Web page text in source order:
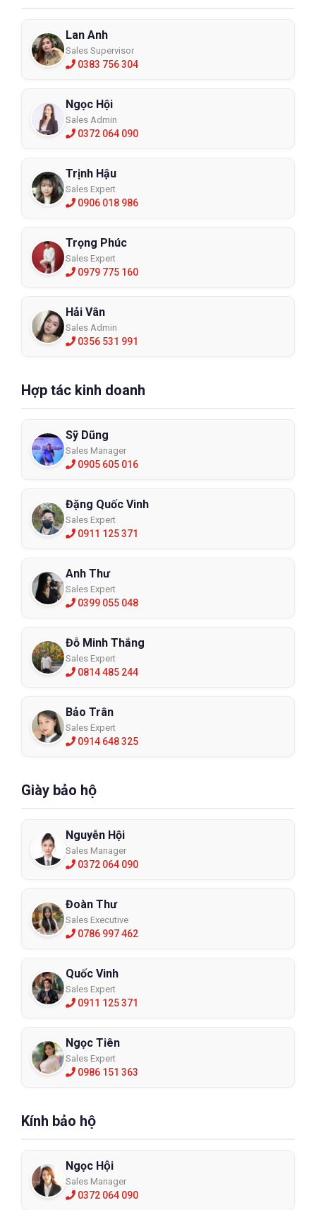
Lan Anh
Sales Supervisor
0383 756 304
Ngọc Hội
Sales Admin
0372 064 090
Trịnh Hậu
Sales Expert
0906 018 986
Trọng Phúc
Sales Expert
0979 775 160
Hải Vân
Sales Admin
0356 531 991
Hợp tác kinh doanh
Sỹ Dũng
Sales Manager
0905 605 016
Đặng Quốc Vinh
Sales Expert
0911 125 371
Anh Thư
Sales Expert
0399 055 048
Đỗ Minh Thắng
Sales Expert
0814 485 244
Bảo Trân
Sales Expert
0914 648 325
Giày bảo hộ
Nguyễn Hội
Sales Manager
0372 064 090
Đoàn Thư
Sales Executive
0786 997 462
Quốc Vinh
Sales Expert
0911 125 371
Ngọc Tiên
Sales Expert
0986 151 363
Kính bảo hộ
Ngọc Hội
Sales Manager
0372 064 090